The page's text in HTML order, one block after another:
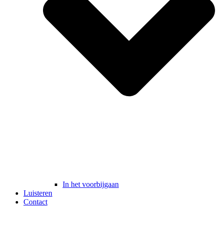
In het voorbijgaan
Luisteren
Contact